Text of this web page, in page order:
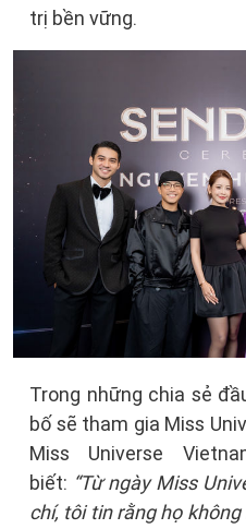
trị bền vững.
Trong những chia sẻ
bố sẽ tham gia Miss
Miss Universe
biết: “Từ ngày Miss
chí, tôi tin rằng họ